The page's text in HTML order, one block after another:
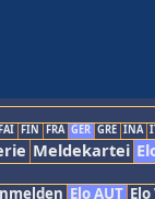
FIN FRA GER GRE INA
Meldekartei
Elo AUT